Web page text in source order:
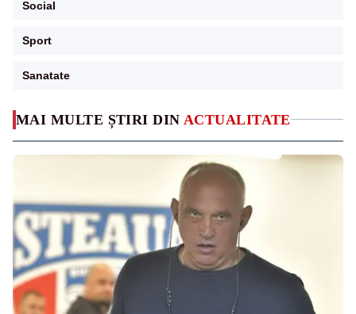
MAI MULTE ȘTIRI DIN ACTUALITATE
Social
Sport
Sanatate